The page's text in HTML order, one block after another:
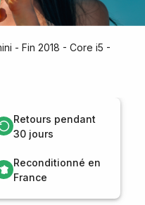
- Fin 2018 - Core i5 -
Retours pendant
30 jours
Reconditionné en
France